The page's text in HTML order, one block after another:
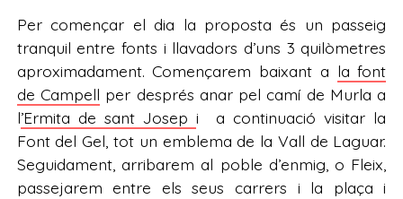
Per començar el dia la proposta és un passeig
tranquil entre fonts i llavadors d’uns 3 quilòmetres
aproximadament. Començarem baixant a la font
de Campell per després anar pel camí de Murla a
l’Ermita de sant Josepi a continuació visitar la
Font del Gel, tot un emblema de la Vall de Laguar.
Seguidament, arribarem al poble d’enmig, o Fleix,
passejarem entre els seus carrers i la plaça i